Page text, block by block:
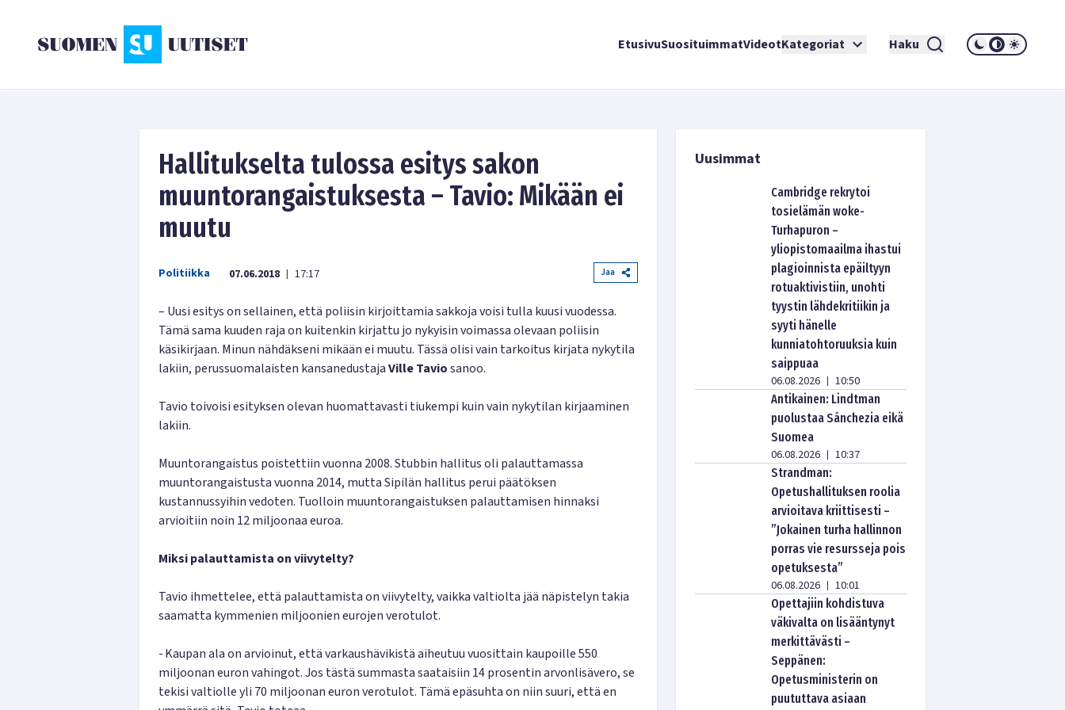
EtusivuSuosituimmatVideotKategoriat Haku
Hallitukselta tulossa esitys sakon
muuntorangaistuksesta – Tavio: Mikään ei
muutu
Politiikka 07.06.2018 | 17:17 Jaa
– Uusi esitys on sellainen, että poliisin kirjoittamia sakkoja voisi tulla kuusi vuodessa.
Tämä sama kuuden raja on kuitenkin kirjattu jo nykyisin voimassa olevaan poliisin
käsikirjaan. Minun nähdäkseni mikään ei muutu. Tässä olisi vain tarkoitus kirjata nykytila
lakiin, perussuomalaisten kansanedustajaVille Taviosanoo.
Tavio toivoisi esityksen olevan huomattavasti tiukempi kuin vain nykytilan kirjaaminen
lakiin.
Muuntorangaistus poistettiin vuonna 2008. Stubbin hallitus oli palauttamassa
muuntorangaistusta vuonna 2014, mutta Sipilän hallitus perui päätöksen
kustannussyihin vedoten. Tuolloin muuntorangaistuksen palauttamisen hinnaksi
arvioitiin noin 12 miljoonaa euroa.
Miksi palauttamista on viivytelty?
Tavio ihmettelee, että palauttamista on viivytelty, vaikka valtiolta jää näpistelyn takia
saamatta kymmenien miljoonien eurojen verotulot.
- Kaupan ala on arvioinut, että varkaushävikistä aiheutuu vuosittain kaupoille 550
miljoonan euron vahingot. Jos tästä summasta saataisiin 14 prosentin arvonlisävero, se
tekisi valtiolle yli 70 miljoonan euron verotulot. Tämä epäsuhta on niin suuri, että en
Uusimmat
Cambridge rekrytoi
tosielämän woke-
Turhapuron –
yliopistomaailma ihastui
plagioinnista epäiltyyn
rotuaktivistiin, unohti
tyystin lähdekritiikin ja
syyti hänelle
kunniatohtoruuksia kuin
saippuaa
06.08.2026 | 10:50
Antikainen: Lindtman
puolustaa Sánchezia eikä
Suomea
06.08.2026 | 10:37
Strandman:
Opetushallituksen roolia
arvioitava kriittisesti –
”Jokainen turha hallinnon
porras vie resursseja pois
opetuksesta”
06.08.2026 | 10:01
Opettajiin kohdistuva
väkivalta on lisääntynyt
merkittävästi –
Seppänen:
Opetusministerin on
puututtava asiaan